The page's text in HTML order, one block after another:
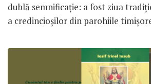
dublă semnificație: a fost ziua
a credincioșilor din parohiile